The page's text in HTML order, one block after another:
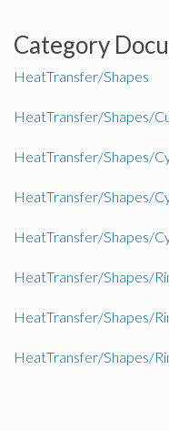
Category
HeatTransfer/Shapes
HeatTransfer/Shapes/
HeatTransfer/Shapes/
HeatTransfer/Shapes/
HeatTransfer/Shapes/
HeatTransfer/Shapes/
HeatTransfer/Shapes/
HeatTransfer/Shapes/